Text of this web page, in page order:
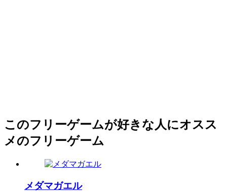
このフリーゲームが好きな人にオスス
メのフリーゲーム
メダマガエル